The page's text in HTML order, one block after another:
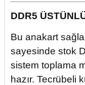
DDR5
Bu anakart
sayesinde stok
sistem toplama
hazır. Tecrübeli